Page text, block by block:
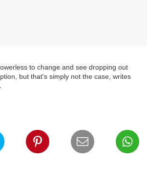
to change and see dropping out
but that's simply not the case, writes